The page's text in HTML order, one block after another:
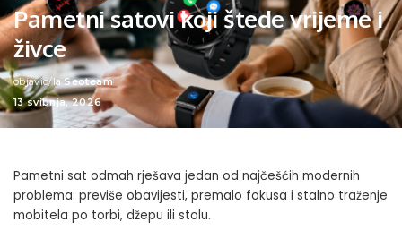
Pametni satovi koji štede vrijeme i
živce
Posted
by
objavio/la Seoteam
13 svibnja, 2026
Pametni sat odmah rješava jedan od najčešćih modernih
problema: previše obavijesti, premalo fokusa i stalno traženje
mobitela po torbi, džepu ili stolu.